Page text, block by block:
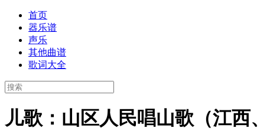
首页
器乐谱
声乐
其他曲谱
歌词大全
儿歌：山区人民唱山歌（江西